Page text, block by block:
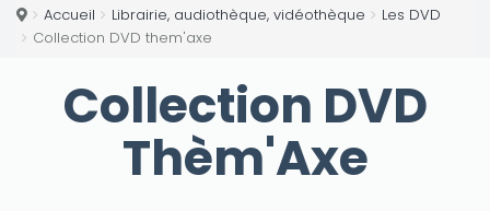
Accueil Librairie, audiothèque, vidéothèque
Les DVD
Collection DVD them'axe
Collection DVD
Thèm'Axe